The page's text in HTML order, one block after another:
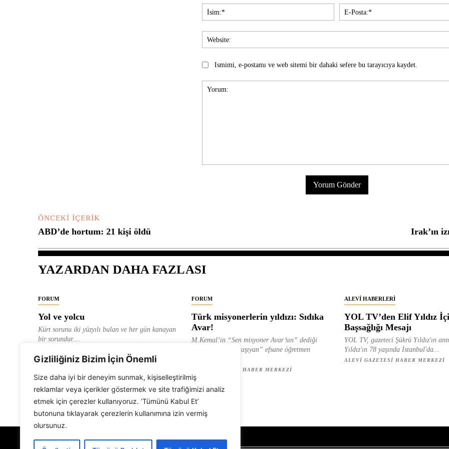
Gizliliğiniz Bizim İçin Önemli
Size daha iyi bir deneyim sunmak, kişiselleştirilmiş
reklamlar veya içerikler göstermek ve site trafiğimizi analiz
etmek için çerezler kullanıyoruz. ‘Tümünü Kabul Et’
butonuna tıklayarak çerezlerin kullanımına izin vermiş
olursunuz.
İsim:*
Ismimi, e-postamı ve web sitemi bir dahaki sefere bu tarayıcıya kaydet.
ÖNCEKI İÇERIK
ABD’de hortum: 21 kişi öldü Irak’ın
YAZARDAN DAHA FAZLASI
FORUM
Yol ve yolcu
Kürt sorunu iki yüzyılı bulan ve her gün kanayan
bir sorundur....
FORUM
Türk misyonerlerin yıldızı: Sıdıka
Avar!
M.Kemal’in “Sen misyoner Avar’sın” dediği
ve “dağlara ışık taşıyan” efsane öğretmen
ALEVI GAZETESI HABER MERKEZI
ALEVI HABERLERI
YOL TV’den Elif Yıldız
Başsağlığı Mesajı
YOL TV, gazeteci Şükrü Yıldız'ın
Yıldız'ın 78 yaşında İstanbul'da...
ALEVI GAZETESI HABER MERKEZI